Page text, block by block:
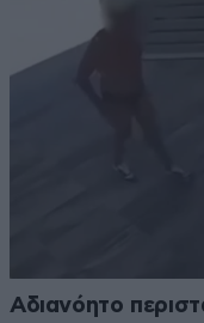
Αδιανόητο